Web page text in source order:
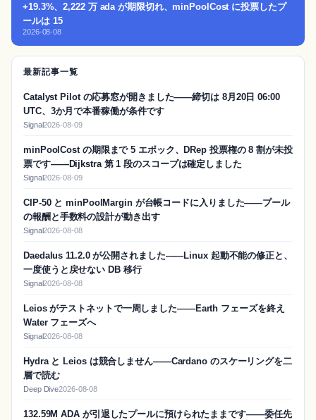
+19.3%、2,222 万 ada が期限切れ、minPoolCost に投票したプ
ールは 15
2026-08-08
最新記事一覧
Catalyst Pilot の応募窓が開きました——締切は 8月20日 06:00
UTC、3か月で本番稼働が条件です
Signal2026-08-09
minPoolCost の期限まで 5 エポック、DRep 投票権の 8 割が未投
票です——Dijkstra 第 1 段のスコープは確定しました
Signal2026-08-09
CIP-50 と minPoolMargin が台帳コードに入りました——プール
の報酬と手数料の設計が動き出す
Signal2026-08-08
Daedalus 11.2.0 が公開されました——Linux 起動不能の修正と、
一度使うと戻せない DB 移行
Signal2026-08-08
Leios がテストネットで一周しました——Earth フェーズを終え
Water フェーズへ
Signal2026-08-08
Hydra と Leios は競合しません——Cardano のスケーリングを二
層で読む
Deep Dive2026-08-08
132.59M ADA が引退したプールに預けられたままです——委任先